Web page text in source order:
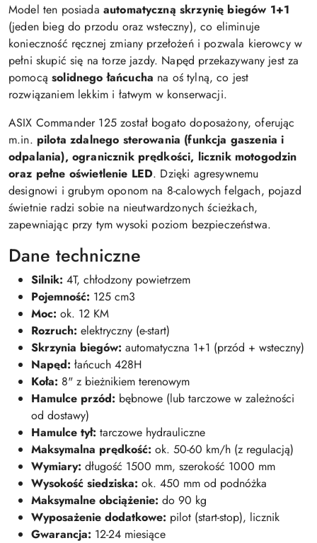
Model ten posiada automatyczną skrzynię biegów 1+1
(jeden bieg do przodu oraz wsteczny), co eliminuje
konieczność ręcznej zmiany przełożeń i pozwala kierowcy w
pełni skupić się na torze jazdy. Napęd przekazywany jest za
pomocąsolidnego łańcucha na oś tylną, co jest
rozwiązaniem lekkim i łatwym w konserwacji.
ASIX Commander 125 został bogato doposażony, oferując
m.in. pilota zdalnego sterowania (funkcja gaszenia i
odpalania), ogranicznik prędkości, licznik motogodzin
oraz pełne oświetlenie LED. Dzięki agresywnemu
designowi i grubym oponom na 8-calowych felgach, pojazd
świetnie radzi sobie na nieutwardzonych ścieżkach,
zapewniając przy tym wysoki poziom bezpieczeństwa.
Dane techniczne
Silnik: 4T, chłodzony powietrzem
Pojemność: 125 cm3
Moc: ok. 12 KM
Rozruch: elektryczny (e-start)
Skrzynia biegów: automatyczna 1+1 (przód + wsteczny)
Napęd: łańcuch 428H
Koła: 8" z bieżnikiem terenowym
Hamulce przód: bębnowe (lub tarczowe w zależności
od dostawy)
Hamulce tył: tarczowe hydrauliczne
Maksymalna prędkość: ok. 50-60 km/h (z regulacją)
Wymiary: długość 1500 mm, szerokość 1000 mm
Wysokość siedziska: ok. 450 mm od podnóżka
Maksymalne obciążenie: do 90 kg
Wyposażenie dodatkowe: pilot (start-stop), licznik
Gwarancja: 12-24 miesiące